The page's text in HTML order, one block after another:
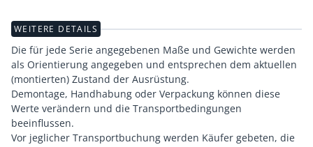
WEITERE DETAILS
Die für jede Serie angegebenen Maße und Gewichte werden
als Orientierung angegeben und entsprechen dem aktuellen
(montierten) Zustand der Ausrüstung.
Demontage, Handhabung oder Verpackung können diese
Werte verändern und die Transportbedingungen
beeinflussen.
Vor jeglicher Transportbuchung werden Käufer gebeten, die